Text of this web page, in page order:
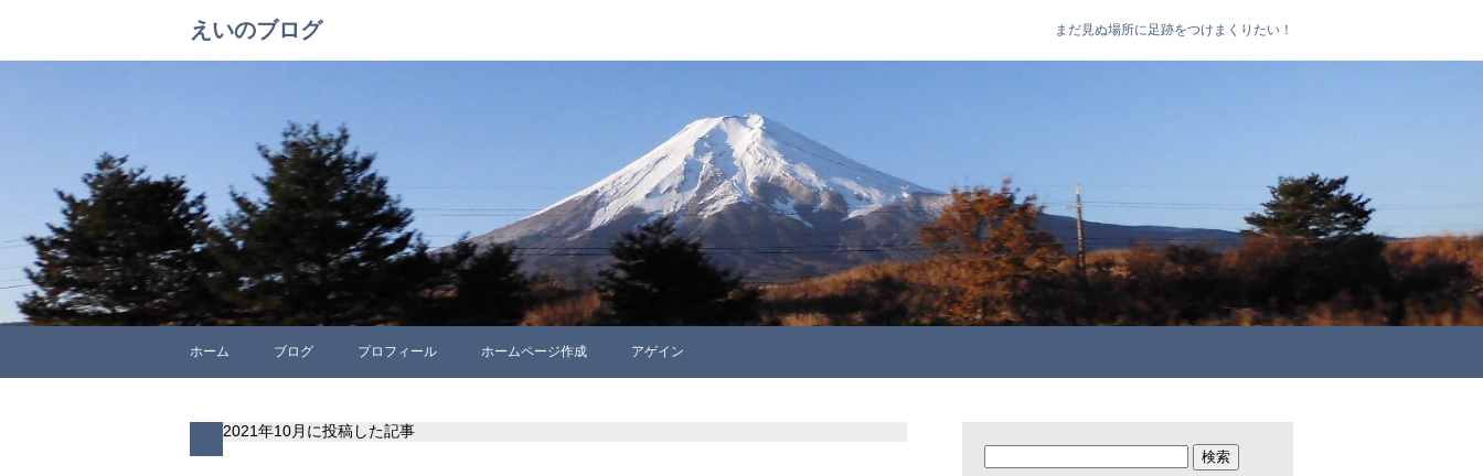
えいのブログ まだ見ぬ場所に足跡をつけまくりたい！
ホーム ブログ プロフィール ホームページ作成 アゲイン
2021年10月に投稿した記事